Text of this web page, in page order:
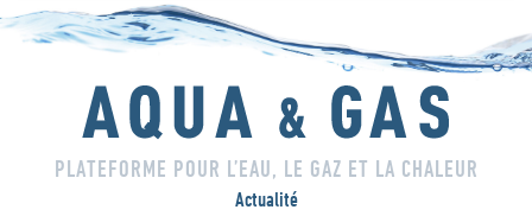
PLATEFORME POUR L’EAU, LE GAZ ET LA CHALEUR
Actualité